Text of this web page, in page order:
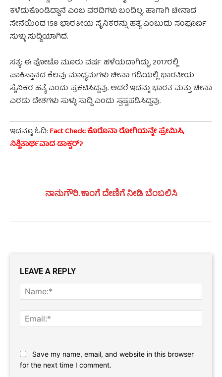
ಕಳೆದುಕೊಂಡಿದ್ದಾನೆ ಎಂಬ ವರದಿಗಳು ಬಂದಿಲ್ಲ. ಹಾಗಾಗಿ ಚೀನಾದ
ಸೇನೆಯಿಂದ 158 ಭಾರತೀಯ ಸೈನಿಕರನ್ನು ಹತ್ಯೆ ಎಂಬುದು ಸಂಪೂರ್ಣ
ಸುಳ್ಳು ಸುದ್ದಿಯಾಗಿದೆ.
ಸತ್ಯ: ಈ ಫೋಟೊ ಮೂರು ವರ್ಷ ಹಳೆಯದಾಗಿದ್ದು, 2017ರಲ್ಲಿ
ಪಾಕಿಸ್ತಾನದ ಕೆಲವು ಮಾಧ್ಯಮಗಳು ಚೀನಾ ಗಡಿಯಲ್ಲಿ ಭಾರತೀಯ
ಸೈನಿಕರ ಹತ್ಯೆ ಎಂದು ಪ್ರಕಟಿಸಿದ್ದವು. ಆದರೆ ಇದನ್ನು ಭಾರತ ಮತ್ತು ಚೀನಾ
ಎರಡು ದೇಶಗಳು ಸುಳ್ಳು ಸುದ್ದಿ ಎಂದು ಸ್ಪಷ್ಟಪಡಿಸಿದ್ದವು.
ಇದನ್ನೂ ಓದಿ:Fact Check: ಕೊರೊನಾ ರೋಗಿಯನ್ನೇ ಪ್ರೇಮಿಸಿ,
ನಿಶ್ಚಿತಾರ್ಥವಾದ ಡಾಕ್ಟರ್?
ನಾನುಗೌರಿ.ಕಾಂಗೆ ದೇಣಿಗೆ ನೀಡಿ ಬೆಂಬಲಿಸಿ
LEAVE A REPLY
Save my name, email, and website in this browser
for the next time I comment.